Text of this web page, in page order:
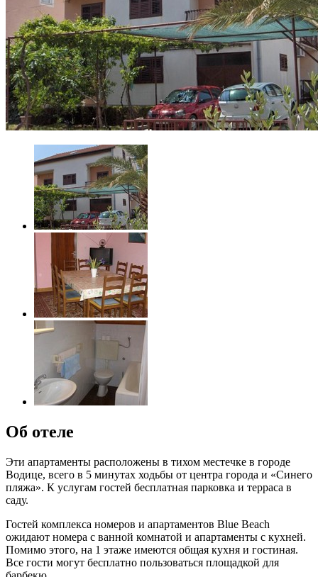
Об отеле
Эти апартаменты расположены в тихом местечке в городе
Водице, всего в 5 минутах ходьбы от центра города и «Синего
пляжа». К услугам гостей бесплатная парковка и терраса в
саду.
Гостей комплекса номеров и апартаментов Blue Beach
ожидают номера с ванной комнатой и апартаменты с кухней.
Помимо этого, на 1 этаже имеются общая кухня и гостиная.
Все гости могут бесплатно пользоваться площадкой для